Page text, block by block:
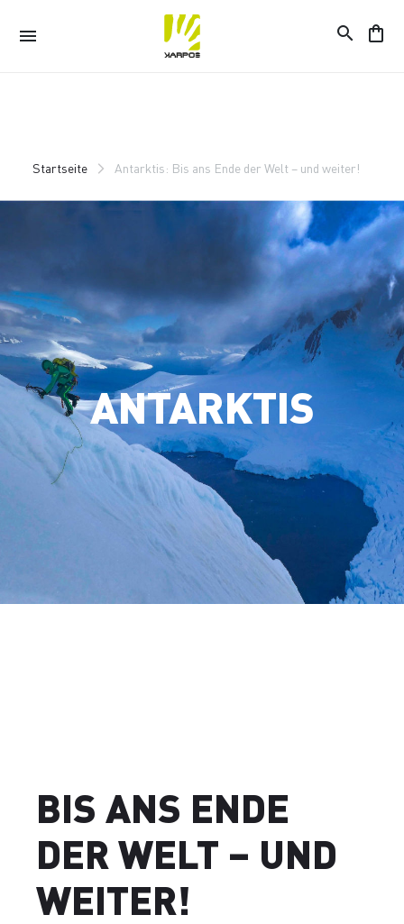
menu search shopping_bag
Startseite Antarktis: Bis ans Ende der Welt – und weiter!
ANTARKTIS
BIS ANS ENDE
DER WELT – UND
WEITER!